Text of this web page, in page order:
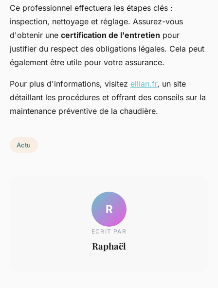
Ce professionnel effectuera les étapes clés :
inspection, nettoyage et réglage. Assurez-vous
d'obtenir une certification de l'entretien pour
justifier du respect des obligations légales. Cela peut
également être utile pour votre assurance.
Pour plus d'informations, visitez ellian.fr, un site
détaillant les procédures et offrant des conseils sur la
maintenance préventive de la chaudière.
Actu
R
ECRIT PAR
Raphaël